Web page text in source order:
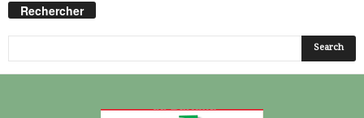
Rechercher